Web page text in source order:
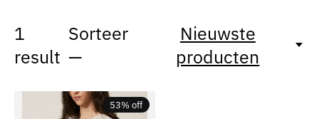
1
result
Sorteer
—
Nieuwste
producten
53% off